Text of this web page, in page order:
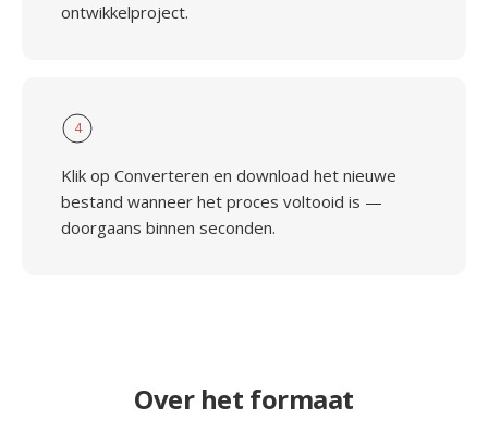
ontwikkelproject.
4
Klik op Converteren en download het nieuwe
bestand wanneer het proces voltooid is —
doorgaans binnen seconden.
Over het formaat